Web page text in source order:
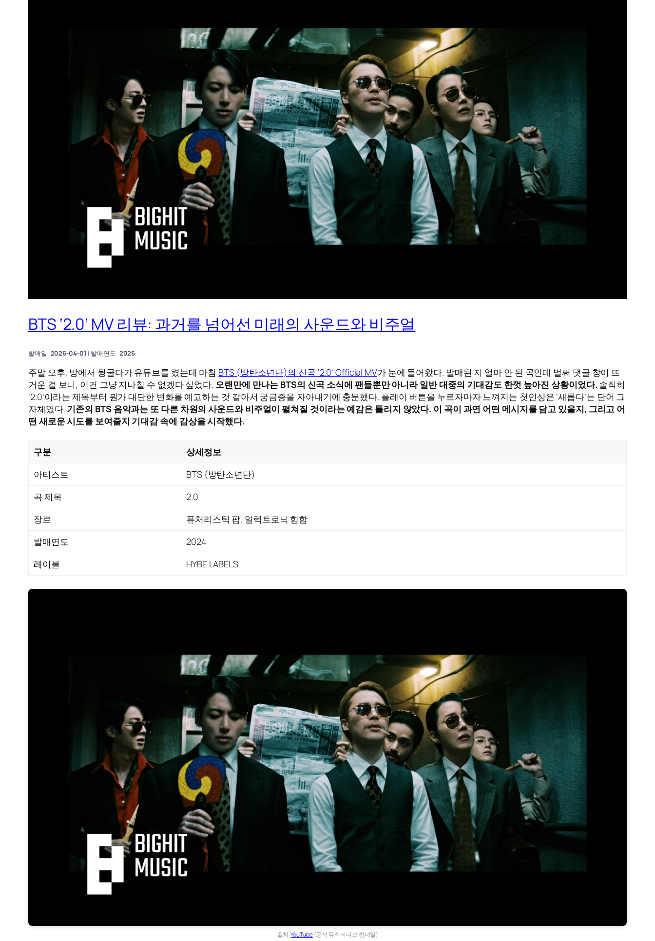
BTS ‘2.0’ MV 리뷰: 과거를 넘어선 미래의 사운드와 비주얼
발매일: 2026-04-01 | 발매연도: 2026
주말 오후, 방에서 뒹굴다가 유튜브를 켰는데 마침 BTS (방탄소년단)의 신곡 ‘2.0’ Official MV가 눈에 들어왔다. 발매된 지 얼마 안 된 곡인데 벌써 댓글 창이 뜨
거운 걸 보니, 이건 그냥 지나칠 수 없겠다 싶었다. 오랜만에 만나는 BTS의 신곡 소식에 팬들뿐만 아니라 일반 대중의 기대감도 한껏 높아진 상황이었다. 솔직히
‘2.0’이라는 제목부터 뭔가 대단한 변화를 예고하는 것 같아서 궁금증을 자아내기에 충분했다. 플레이 버튼을 누르자마자 느껴지는 첫인상은 ‘새롭다’는 단어 그
자체였다. 기존의 BTS 음악과는 또 다른 차원의 사운드와 비주얼이 펼쳐질 것이라는 예감은 틀리지 않았다. 이 곡이 과연 어떤 메시지를 담고 있을지, 그리고 어
떤 새로운 시도를 보여줄지 기대감 속에 감상을 시작했다.
구분
상세정보
아티스트
BTS (방탄소년단)
곡 제목
2.0
장르
퓨처리스틱 팝, 일렉트로닉 힙합
발매연도
2024
레이블
HYBE LABELS
출처:YouTube(공식 뮤직비디오 썸네일)